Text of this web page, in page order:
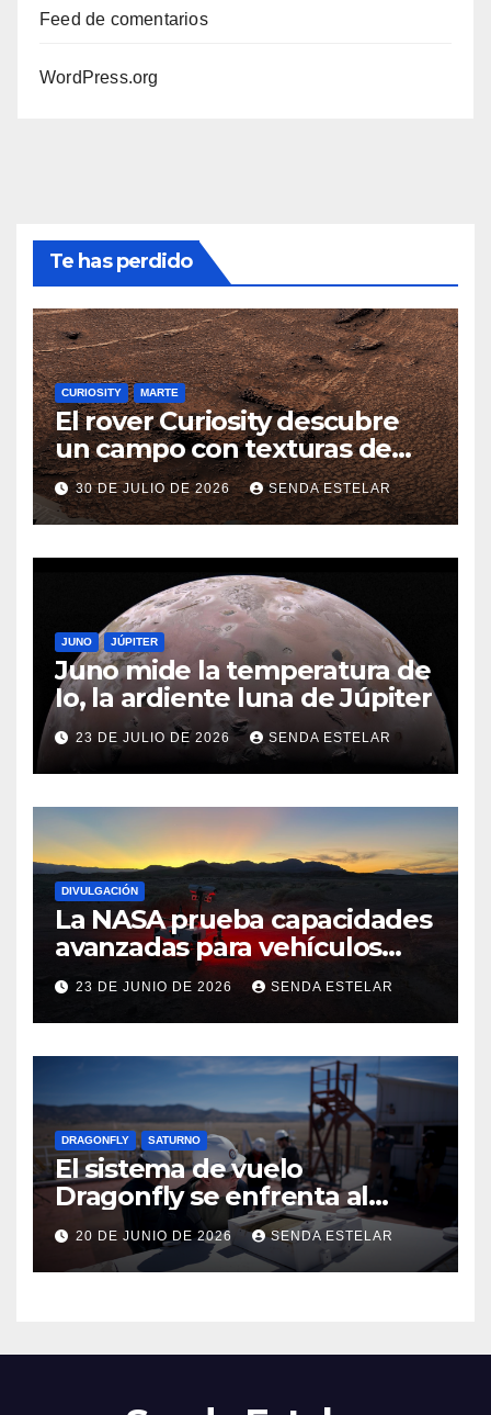
Feed de comentarios
WordPress.org
Te has perdido
CURIOSITY MARTE
El rover Curiosity descubre
un campo con texturas de
panal
30 DE JULIO DE 2026 SENDA ESTELAR
JUNO JÚPITER
Juno mide la temperatura de
Io, la ardiente luna de Júpiter
23 DE JULIO DE 2026 SENDA ESTELAR
DIVULGACIÓN
La NASA prueba capacidades
avanzadas para vehículos
exploradores lunares y
marcianos.
23 DE JUNIO DE 2026 SENDA ESTELAR
DRAGONFLY SATURNO
El sistema de vuelo
Dragonfly se enfrenta al
calor
20 DE JUNIO DE 2026 SENDA ESTELAR